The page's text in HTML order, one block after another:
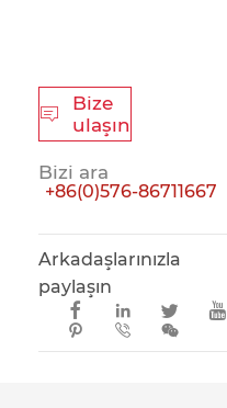

Bize
ulaşın
Bizi ara
+86(0)576-86711667
Arkadaşlarınızla
paylaşın
  


 